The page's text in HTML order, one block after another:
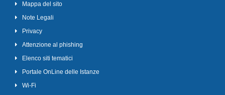
Mappa del sito
Note Legali
Privacy
Attenzione al phishing
Elenco siti tematici
Portale OnLine delle Istanze
Wi-Fi